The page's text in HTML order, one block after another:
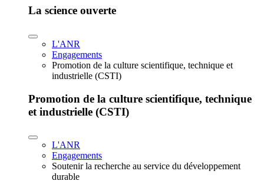
La science ouverte
L'ANR
Engagements
Promotion de la culture scientifique, technique et
industrielle (CSTI)
Promotion de la culture scientifique, technique
et industrielle (CSTI)
L'ANR
Engagements
Soutenir la recherche au service du développement
durable